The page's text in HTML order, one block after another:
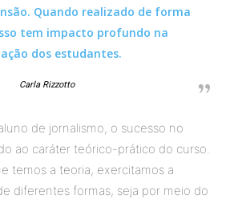
Quando realizado de forma
tem impacto profundo na
dos estudantes.
Carla Rizzotto
de jornalismo, o sucesso no
ao caráter teórico-prático do curso.
temos a teoria, exercitamos a
diferentes formas, seja por meio do